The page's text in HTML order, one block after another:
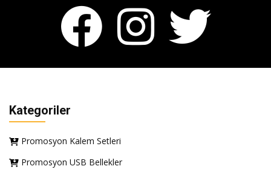
Kategoriler
Promosyon Kalem Setleri
Promosyon USB Bellekler